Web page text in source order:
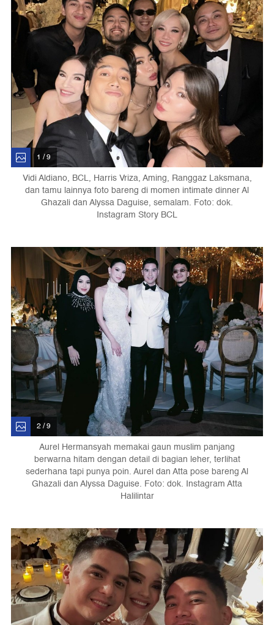
1 / 9
Vidi Aldiano, BCL, Harris Vriza, Aming, Ranggaz Laksmana,
dan tamu lainnya foto bareng di momen intimate dinner Al
Ghazali dan Alyssa Daguise, semalam. Foto: dok.
Instagram Story BCL
2 / 9
Aurel Hermansyah memakai gaun muslim panjang
berwarna hitam dengan detail di bagian leher, terlihat
sederhana tapi punya poin. Aurel dan Atta pose bareng Al
Ghazali dan Alyssa Daguise. Foto: dok. Instagram Atta
Halilintar